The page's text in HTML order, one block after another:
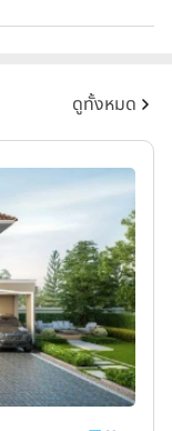
ดูทั้งหมด